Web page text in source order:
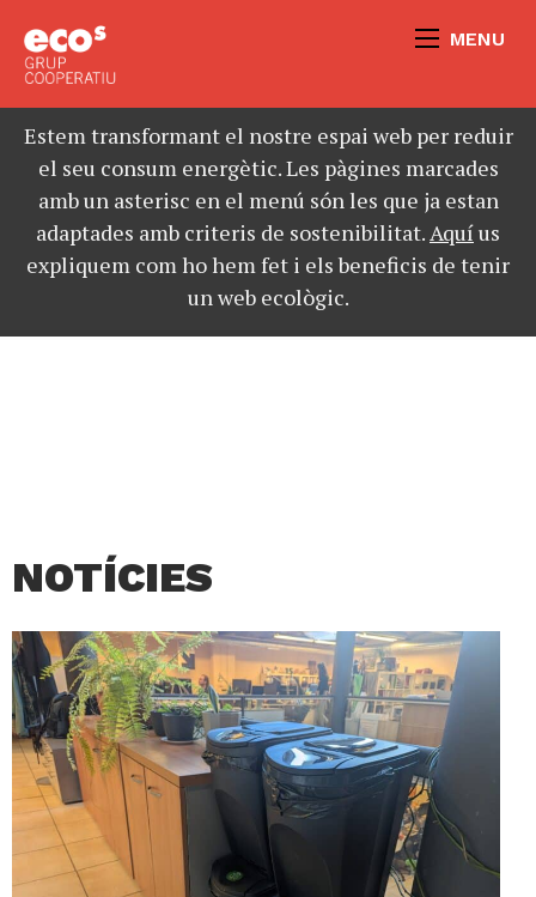
MENU
Estem transformant el nostre espai web per reduir
el seu consum energètic. Les pàgines marcades
amb un asterisc en el menú són les que ja estan
adaptades amb criteris de sostenibilitat.Aquíus
expliquem com ho hem fet i els beneficis de tenir
un web ecològic.
NOTÍCIES